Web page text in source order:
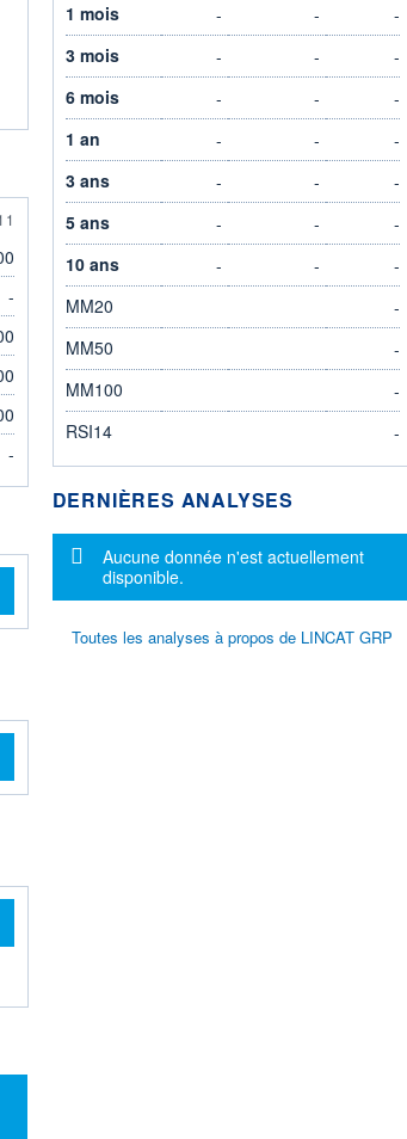
-
-
1 mois
- -
-
3 mois
- -
-
6 mois
- -
-
1 an
- -
-
3 ans
- -
-
5 ans
- -
-
10 ans
- -
-
MM20
-
MM50
-
MM100
-
RSI14
-
DERNIÈRES ANALYSES
Message d'information
Aucune donnée n'est actuellement
disponible.
Toutes les analyses à propos de LINCAT GRP